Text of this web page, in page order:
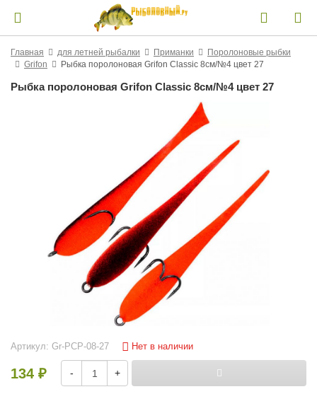
Главная для летней рыбалки Приманки
Поролоновые рыбки
Grifon
Рыбка поролоновая Grifon Classic 8см/№4 цвет 27
Рыбка поролоновая Grifon Classic 8см/№4 цвет 27
Артикул: Gr-PCP-08-27 Нет в наличии
134 ₽ - +